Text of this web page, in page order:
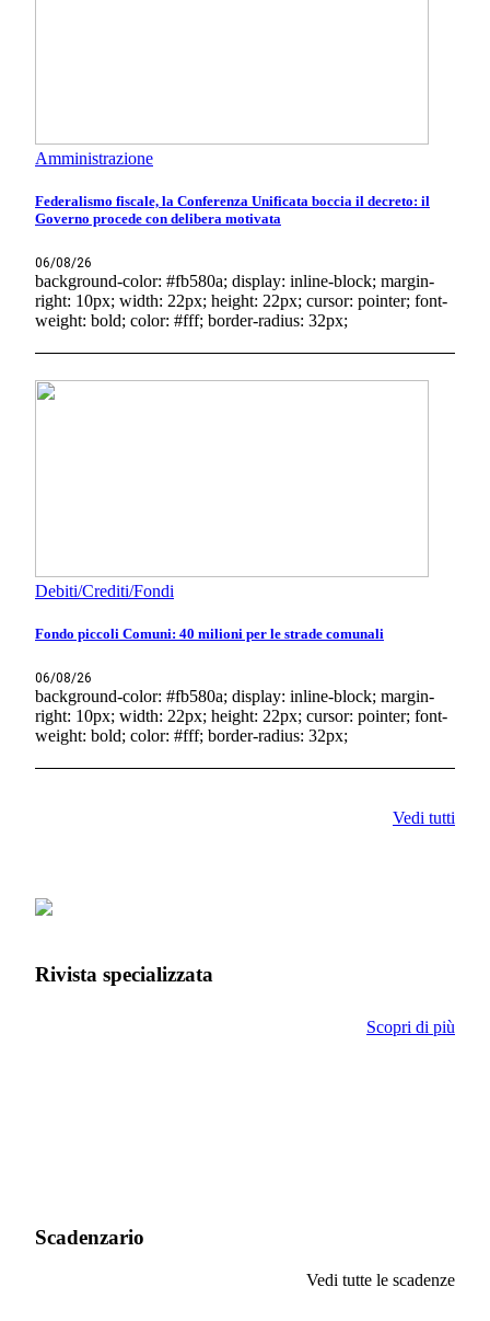
Amministrazione
Federalismo fiscale, la Conferenza Unificata boccia il decreto: il
Governo procede con delibera motivata
06/08/26
background-color: #fb580a; display: inline-block; margin-
right: 10px; width: 22px; height: 22px; cursor: pointer; font-
weight: bold; color: #fff; border-radius: 32px;
Debiti/Crediti/Fondi
Fondo piccoli Comuni: 40 milioni per le strade comunali
06/08/26
background-color: #fb580a; display: inline-block; margin-
right: 10px; width: 22px; height: 22px; cursor: pointer; font-
weight: bold; color: #fff; border-radius: 32px;
Vedi tutti
Rivista specializzata
Scopri di più
Scadenzario
Vedi tutte le scadenze